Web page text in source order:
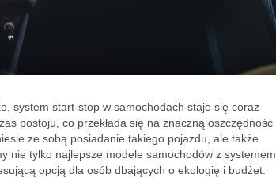
system start-stop w samochodach staje się coraz
postoju, co przekłada się na znaczną oszczędność
ze sobą posiadanie takiego pojazdu, ale także
nie tylko najlepsze modele samochodów z systemem
opcją dla osób dbających o ekologię i budżet.